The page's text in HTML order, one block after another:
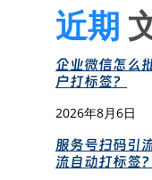
近期
企业微信怎么
户打标签？
2026年8月6日
服务号扫码引
流自动打标签